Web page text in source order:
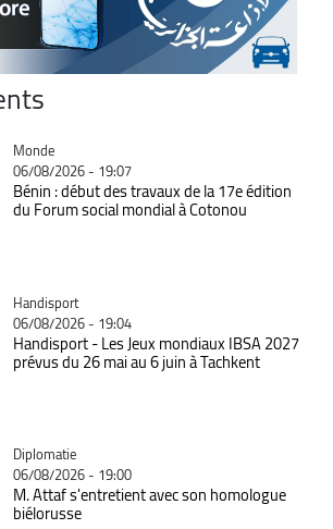
Catégorie
Monde
06/08/2026 - 19:07
Bénin : début des travaux de la 17e édition
du Forum social mondial à Cotonou
Catégorie
Handisport
06/08/2026 - 19:04
Handisport - Les Jeux mondiaux IBSA 2027
prévus du 26 mai au 6 juin à Tachkent
Catégorie
Diplomatie
06/08/2026 - 19:00
M. Attaf s'entretient avec son homologue
biélorusse